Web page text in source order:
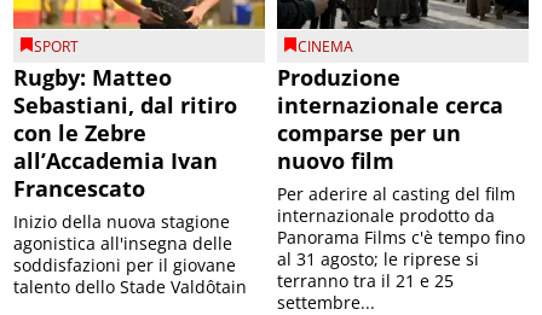
SPORT
Rugby: Matteo
Sebastiani, dal ritiro
con le Zebre
all’Accademia Ivan
Francescato
Inizio della nuova stagione
agonistica all'insegna delle
soddisfazioni per il giovane
talento dello Stade Valdôtain
CINEMA
Produzione
internazionale cerca
comparse per un
nuovo film
Per aderire al casting del film
internazionale prodotto da
Panorama Films c'è tempo fino
al 31 agosto; le riprese si
terranno tra il 21 e 25
settembre...